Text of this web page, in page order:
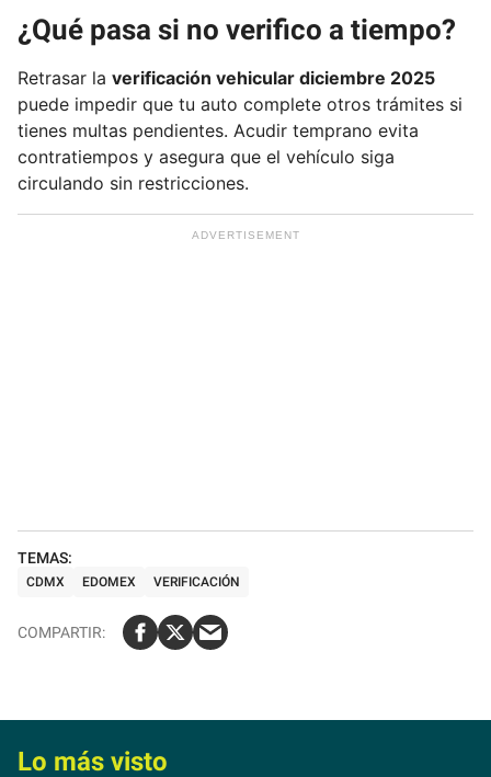
¿Qué pasa si no verifico a tiempo?
Retrasar la verificación vehicular diciembre 2025
puede impedir que tu auto complete otros trámites si
tienes multas pendientes. Acudir temprano evita
contratiempos y asegura que el vehículo siga
circulando sin restricciones.
CDMX EDOMEX VERIFICACIÓN
Lo más visto